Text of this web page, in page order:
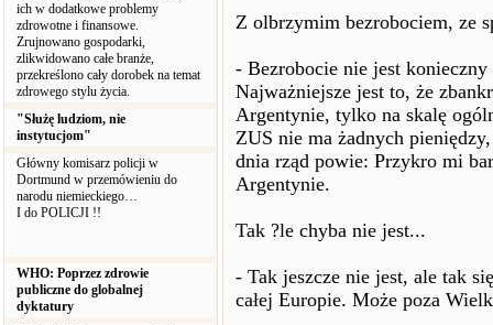
ich w dodatkowe problemy
zdrowotne i finansowe.
Zrujnowano gospodarki,
zlikwidowano całe branże,
przekreślono cały dorobek na temat
zdrowego stylu życia.
"Służę ludziom, nie
instytucjom"
Główny komisarz policji w
Dortmund w przemówieniu do
narodu niemieckiego…
I do POLICJI !!
WHO: Poprzez zdrowie
publiczne do globalnej
dyktatury
Z olbrzymim bezrobociem, ze
- Bezrobocie nie jest
Najważniejsze jest to, że
Argentynie, tylko na skalę
ZUS nie ma żadnych
dnia rząd powie: Przykro mi
Argentynie.
Tak ?le chyba nie jest...
- Tak jeszcze nie jest, ale tak
całej Europie. Może poza